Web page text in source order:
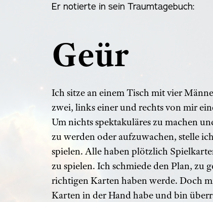
Er notierte in sein Traumtagebuch:
Geür
​​​​​​​Ich sitze an einem Tisch mit vier
zwei, links einer und rechts von mir
Um nichts spektakuläres zu machen
zu werden oder aufzuwachen, stelle
spielen. Alle haben plötzlich
zu spielen. Ich schmiede den Plan, zu
richtigen Karten haben werde. Doch
Karten in der Hand habe und bin